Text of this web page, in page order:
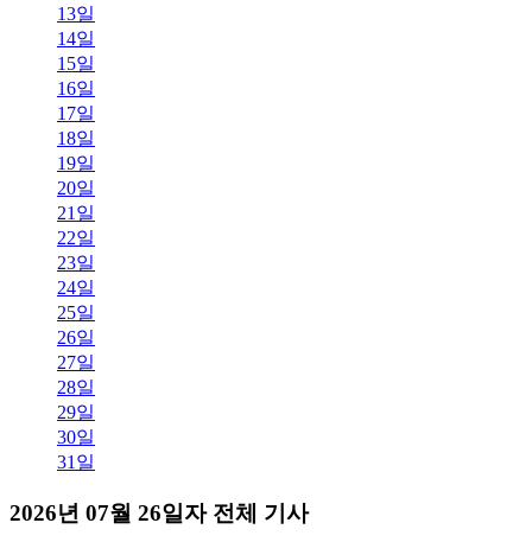
13일
14일
15일
16일
17일
18일
19일
20일
21일
22일
23일
24일
25일
26일
27일
28일
29일
30일
31일
2026년 07월 26일자 전체 기사